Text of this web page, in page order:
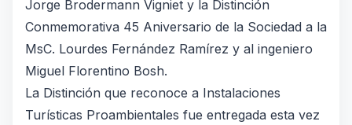
Jorge Brodermann Vigniet y la Distinción
Conmemorativa 45 Aniversario de la Sociedad a la
MsC. Lourdes Fernández Ramírez y al ingeniero
Miguel Florentino Bosh.
La Distinción que reconoce a Instalaciones
Turísticas Proambientales fue entregada esta vez